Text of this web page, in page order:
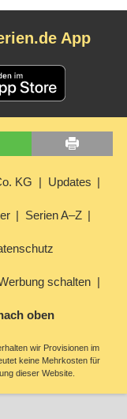
App
KG Updates
Serien A–Z
schalten
oben
wir Provisionen im
keine Mehrkosten für
dieser Website.